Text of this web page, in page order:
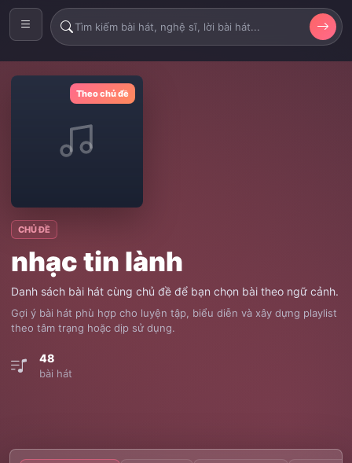
Theo chủ đề
CHỦ ĐỀ
nhạc tin lành
Danh sách bài hát cùng chủ đề để bạn chọn bài theo ngữ cảnh.
Gợi ý bài hát phù hợp cho luyện tập, biểu diễn và xây dựng playlist
theo tâm trạng hoặc dịp sử dụng.
48
bài hát